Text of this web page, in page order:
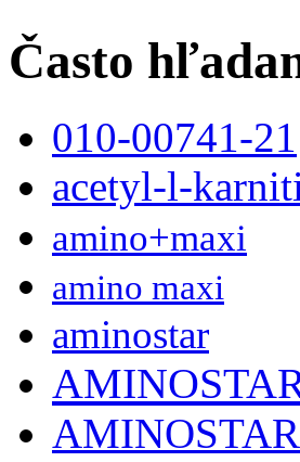
Často
010-00741-21
acetyl-l-
amino+maxi
amino maxi
aminostar